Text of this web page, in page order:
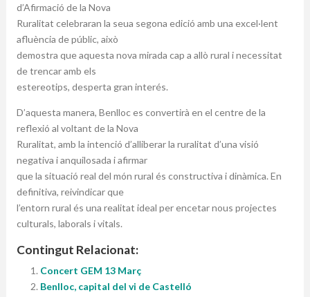
d’Afirmació de la Nova
Ruralitat celebraran la seua segona edició amb una excel·lent
afluència de públic, això
demostra que aquesta nova mirada cap a allò rural i necessitat
de trencar amb els
estereotips, desperta gran interés.
D’aquesta manera, Benlloc es convertirà en el centre de la
reflexió al voltant de la Nova
Ruralitat, amb la intenció d’alliberar la ruralitat d’una visió
negativa i anquilosada i afirmar
que la situació real del món rural és constructiva i dinàmica. En
definitiva, reivindicar que
l’entorn rural és una realitat ideal per encetar nous projectes
culturals, laborals i vitals.
Contingut Relacionat:
Concert GEM 13 Març
Benlloc, capital del vi de Castelló